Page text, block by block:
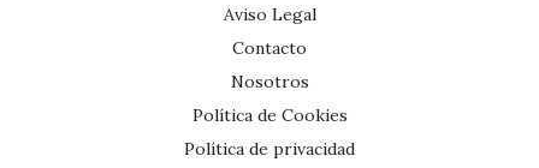
Aviso Legal
Contacto
Nosotros
Política de Cookies
Política de privacidad